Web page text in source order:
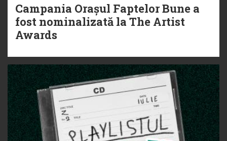
Campania Orașul Faptelor Bune a
fost nominalizată la The Artist
Awards